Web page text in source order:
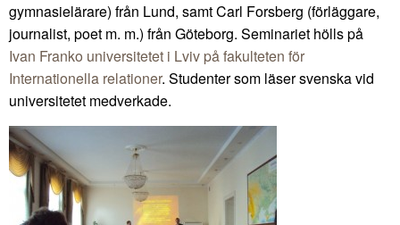
gymnasielärare) från Lund, samt Carl Forsberg (förläggare,
journalist, poet m. m.) från Göteborg. Seminariet hölls på
Ivan Franko universitetet i Lviv på fakulteten för
Internationella relationer. Studenter som läser svenska vid
universitetet medverkade.